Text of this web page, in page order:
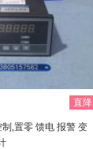
直降
,置零 馈电 报警 变